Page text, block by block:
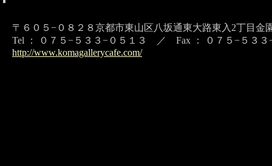
〒６０５−０８２８京都市東山区八坂通東大路東入2丁目金
Tel ： ０７５−５３３−０５１３ ／ Fax ： ０７５−５３３
http://www.komagallerycafe.com/